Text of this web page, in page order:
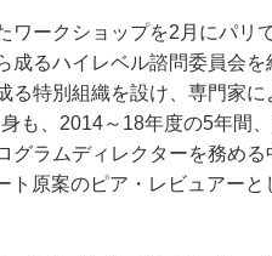
ークショップを2月にパリ
るハイレベル諮問委員会を
る特別組織を設け、専門家に
も、2014～18年度の5年間
グラムディレクターを務める
ト原案のピア・レビュアーと